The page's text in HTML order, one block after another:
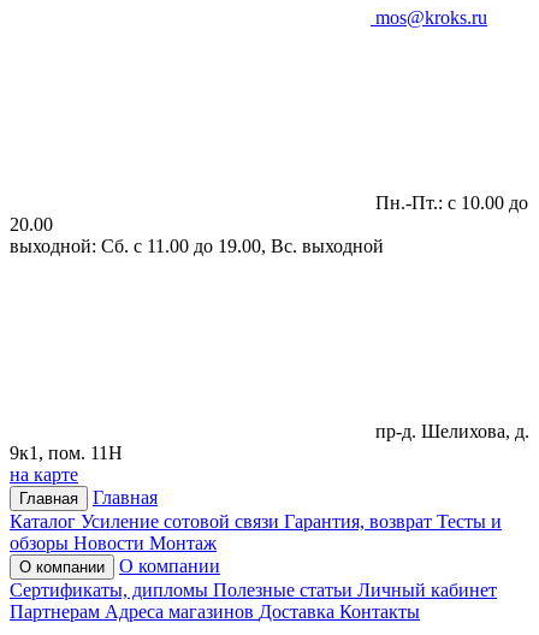
mos@kroks.ru
Пн.-Пт.: с 10.00 до
20.00
выходной: Сб. с 11.00 до 19.00, Вс. выходной
пр-д. Шелихова, д.
9к1, пом. 11Н
на карте
Главная
Главная
Каталог Усиление сотовой связи Гарантия, возврат Тесты и
обзоры Новости Монтаж
О компании
О компании
Сертификаты, дипломы Полезные статьи Личный кабинет
Партнерам Адреса магазинов Доставка Контакты